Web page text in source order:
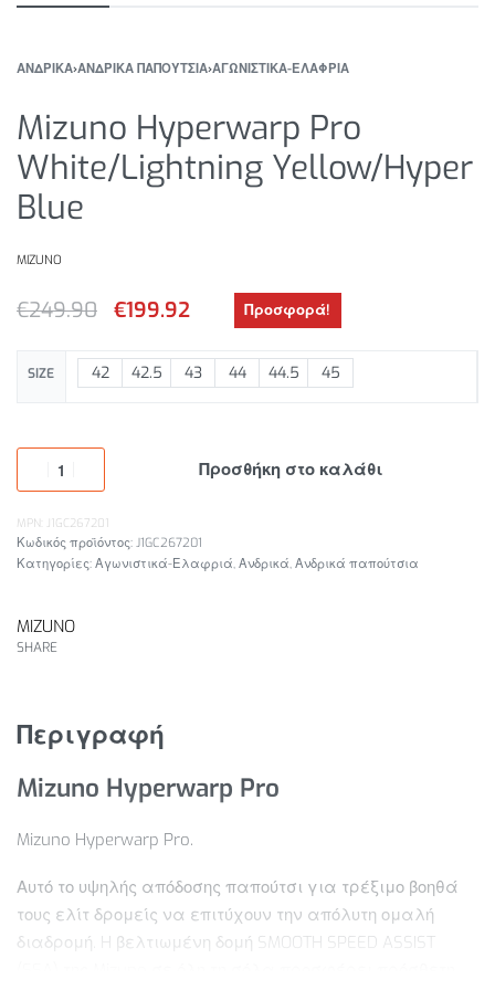
ΑΝΔΡΙΚΑ›ΑΝΔΡΙΚΑ ΠΑΠΟΥΤΣΙΑ›ΑΓΩΝΙΣΤΙΚΑ-ΕΛΑΦΡΙΑ
Mizuno Hyperwarp Pro
White/Lightning Yellow/Hyper
Blue
MIZUNO
€249.90 €199.92 Προσφορά!
SIZE 42 42.5 43 44 44.5 45
Προσθήκη στο καλάθι
MPN: J1GC267201
J1GC267201
Κατηγορίες: Αγωνιστικά-Ελαφριά, Ανδρικά, Ανδρικά παπούτσια
MIZUNO
SHARE
Περιγραφή
Mizuno Hyperwarp Pro
Mizuno Hyperwarp Pro.
Αυτό το υψηλής απόδοσης παπούτσι για τρέξιμο βοηθά
τους ελίτ δρομείς να επιτύχουν την απόλυτη ομαλή
διαδρομή. H βελτιωμένη δομή SMOOTH SPEED ASSIST